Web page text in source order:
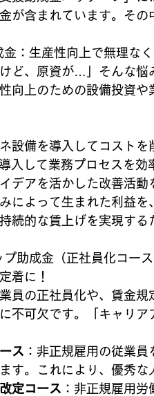
が含まれています。そ
：生産性向上で無理なく
けど、原資が…」そんな
向上のための設備投資
設備を導入してコストを
入して業務プロセスを効
デアを活かした改善活動
によって生まれた利益
続的な賃上げを実現す
助成金（正社員化コー
着に！
員の正社員化や、賃金
不可欠です。「キャリ
ス ：非正規雇用の従業
す。これにより、優秀な
定コース ：非正規雇用